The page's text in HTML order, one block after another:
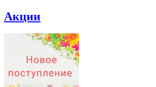
Акции